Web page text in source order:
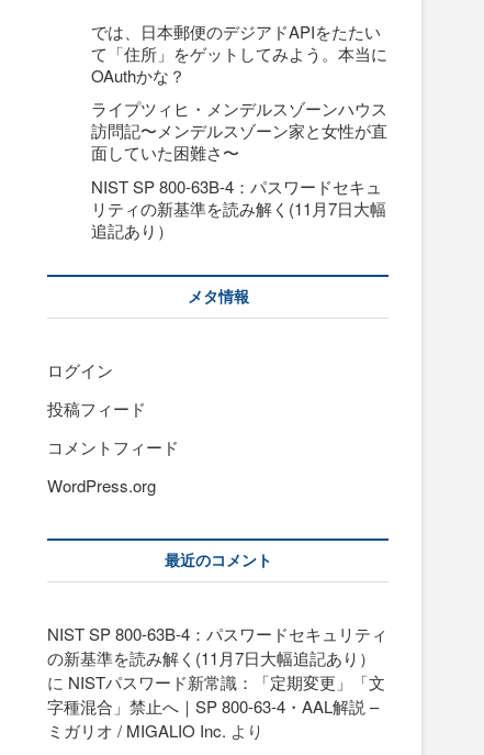
では、日本郵便のデジアドAPIをたたい
て「住所」をゲットしてみよう。本当に
OAuthかな？
ライプツィヒ・メンデルスゾーンハウス
訪問記〜メンデルスゾーン家と女性が直
面していた困難さ〜
NIST SP 800-63B-4：パスワードセキュ
リティの新基準を読み解く(11月7日大幅
追記あり）
メタ情報
ログイン
投稿フィード
コメントフィード
WordPress.org
最近のコメント
NIST SP 800-63B-4：パスワードセキュリティ
の新基準を読み解く(11月7日大幅追記あり）
に NISTパスワード新常識：「定期変更」「文
字種混合」禁止へ｜SP 800-63-4・AAL解説 –
ミガリオ / MIGALIO Inc. より